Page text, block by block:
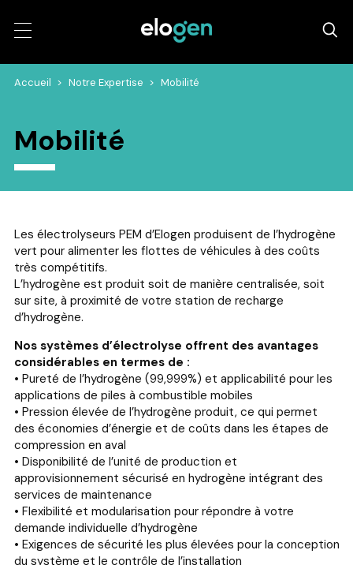
Accueil > Notre Expertise > Mobilité
Mobilité
Les électrolyseurs PEM d’Elogen produisent de l’hydrogène
vert pour alimenter les flottes de véhicules à des coûts
très compétitifs.
L’hydrogène est produit soit de manière centralisée, soit
sur site, à proximité de votre station de recharge
d’hydrogène.
Nos systèmes d’électrolyse offrent des avantages
considérables en termes de :
• Pureté de l’hydrogène (99,999%) et applicabilité pour les
applications de piles à combustible mobiles
• Pression élevée de l’hydrogène produit, ce qui permet
des économies d’énergie et de coûts dans les étapes de
compression en aval
• Disponibilité de l’unité de production et
approvisionnement sécurisé en hydrogène intégrant des
services de maintenance
• Flexibilité et modularisation pour répondre à votre
demande individuelle d’hydrogène
• Exigences de sécurité les plus élevées pour la conception
du système et le contrôle de l’installation